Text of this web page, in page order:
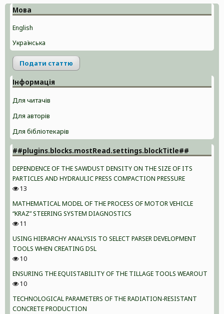
Мова
English
Українська
Подати статтю
Інформація
Для читачів
Для авторів
Для бібліотекарів
##plugins.blocks.mostRead.settings.blockTitle##
DEPENDENCE OF THE SAWDUST DENSITY ON THE SIZE OF ITS
PARTICLES AND HYDRAULIC PRESS COMPACTION PRESSURE
13
MATHEMATICAL MODEL OF THE PROCESS OF MOTOR VEHICLE
“KRAZ” STEERING SYSTEM DIAGNOSTICS
11
USING HIERARCHY ANALYSIS TO SELECT PARSER DEVELOPMENT
TOOLS WHEN CREATING DSL
10
ENSURING THE EQUISTABILITY OF THE TILLAGE TOOLS WEAROUT
10
TECHNOLOGICAL PARAMETERS OF THE RADIATION-RESISTANT
CONCRETE PRODUCTION